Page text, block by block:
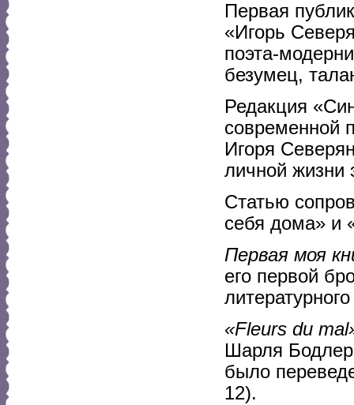
Первая
«Игорь
поэта-
безумец,
Редакция
современной
Игоря
личной жизни
Статью
себя дома» и
Первая моя
его первой
«Fleurs du
Шарля
было
12).